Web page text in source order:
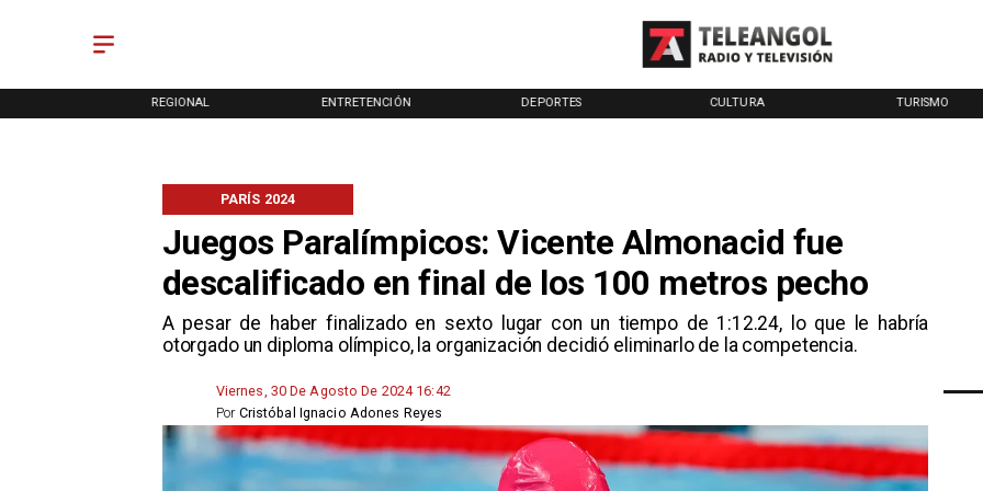
REGIONAL ENTRETENCIÓN DEPORTES CULTURA TURISMO
Juegos Paralímpicos: Vicente Almonacid fue
descalificado en final de los 100 metros pecho
A pesar de haber finalizado en sexto lugar con un tiempo de 1:12.24, lo que le habría
otorgado un diploma olímpico, la organización decidió eliminarlo de la competencia.
PARÍS 2024
Viernes, 30 De Agosto De 2024 16:42
Cristóbal Ignacio Adones Reyes
Por